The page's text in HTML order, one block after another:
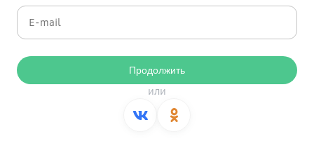
Продолжить
или